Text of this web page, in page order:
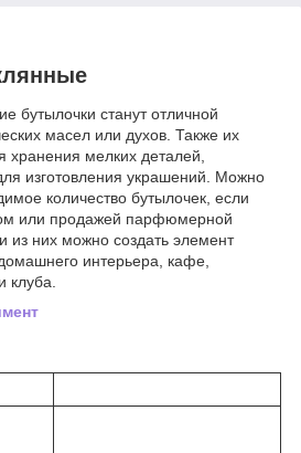
бутылочки станут отличной
масел или духов. Также их
хранения мелких деталей,
изготовления украшений. Можно
количество бутылочек, если
или продажей парфюмерной
из них можно создать элемент
интерьера, кафе,
клуба.